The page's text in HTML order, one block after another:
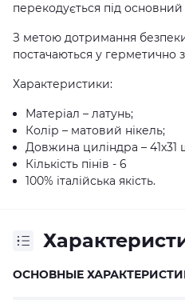
перекодується під
З метою дотримання
постачаються у герметично
Характеристики:
Матеріал – латунь;
Колір – матовий нікель;
Довжина циліндра – 41х31
Кількість пінів - 6
100% італійська якість.
ОСНОВНЫЕ